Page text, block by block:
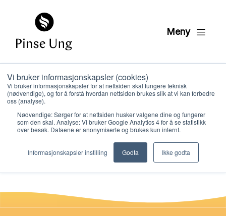
Vi bruker informasjonskapsler (cookies)
Vi bruker informasjonskapsler for at nettsiden skal fungere teknisk
(nødvendige), og for å forstå hvordan nettsiden brukes slik at vi kan forbedre
oss (analyse).
Nødvendige: Sørger for at nettsiden husker valgene dine og fungerer
som den skal. Analyse: Vi bruker Google Analytics 4 for å se statistikk
over besøk. Dataene er anonymiserte og brukes kun internt.
Informasjonskapsler instilling Godta Ikke godta
Meny
Veiledning til bruk av
sosiale medier
PER KRISTIAN LØVE
Hva vi gjør
Ressurser